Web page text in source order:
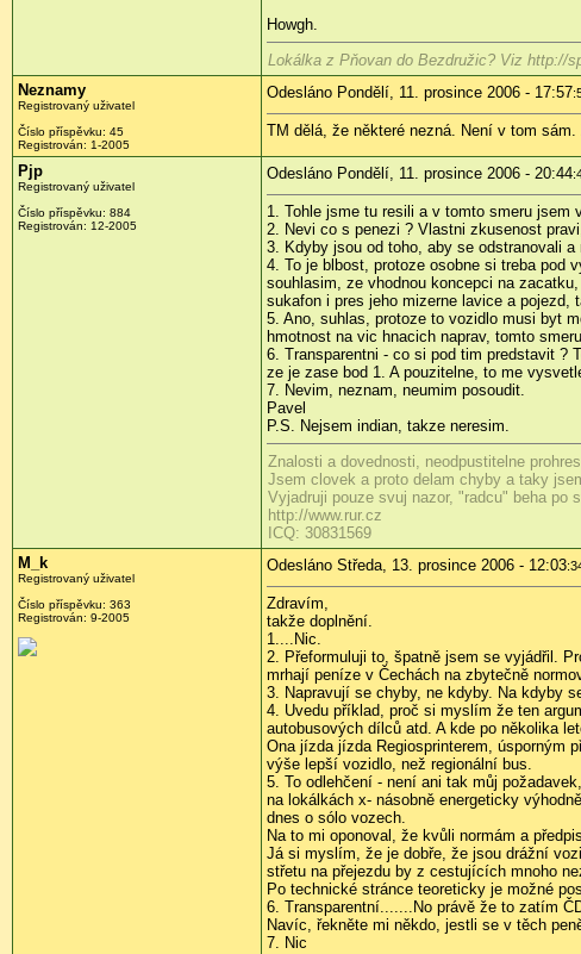
Howgh.
Lokálka z Pňovan do Bezdružic? Viz http://
Neznamy
Registrovaný uživatel
Číslo příspěvku: 45
Registrován: 1-2005
Odesláno Pondělí, 11. prosince 2006 - 17:57
TM dělá, že některé nezná. Není v tom
Pjp
Registrovaný uživatel
Číslo příspěvku: 884
Registrován: 12-2005
Odesláno Pondělí, 11. prosince 2006 - 20:44
1. Tohle jsme tu resili a v tomto smeru jsem
2. Nevi co s penezi ? Vlastni zkusenost
3. Kdyby jsou od toho, aby se odstranovali
4. To je blbost, protoze osobne si treba pod
souhlasim, ze vhodnou koncepci na
sukafon i pres jeho mizerne lavice a pojezd,
5. Ano, suhlas, protoze to vozidlo musi byt
hmotnost na vic hnacich naprav, tomto
6. Transparentni - co si pod tim predstavit ?
ze je zase bod 1. A pouzitelne, to me
7. Nevim, neznam, neumim posoudit.
Pavel
P.S. Nejsem indian, takze neresim.
Znalosti a dovednosti, neodpustitelne
Jsem clovek a proto delam chyby a taky
Vyjadruji pouze svuj nazor, "radcu" beha po
http://www.rur.cz
ICQ: 30831569
M_k
Registrovaný uživatel
Číslo příspěvku: 363
Registrován: 9-2005
Odesláno Středa, 13. prosince 2006 - 12:03
Zdravím,
takže doplnění.
1....Nic.
2. Přeformuluji to, špatně jsem se vyjádřil.
mrhají peníze v Čechách na zbytečně
3. Napravují se chyby, ne kdyby. Na kdyby
4. Uvedu příklad, proč si myslím že ten
autobusových dílců atd. A kde po několika
Ona jízda jízda Regiosprinterem, úsporným
výše lepší vozidlo, než regionální bus.
5. To odlehčení - není ani tak můj
na lokálkách x- násobně energeticky
dnes o sólo vozech.
Na to mi oponoval, že kvůli normám a
Já si myslím, že je dobře, že jsou drážní
střetu na přejezdu by z cestujících mnoho
Po technické stránce teoreticky je možné
6. Transparentní.......No právě že to zatím
Navíc, řekněte mi někdo, jestli se v těch
7. Nic